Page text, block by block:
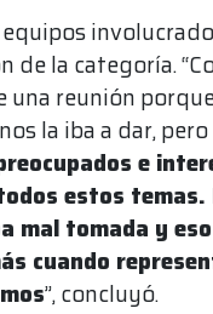
la categoría.
reunión
la iba a dar,
e
estos
tomada y
cuando
”, concluyó.